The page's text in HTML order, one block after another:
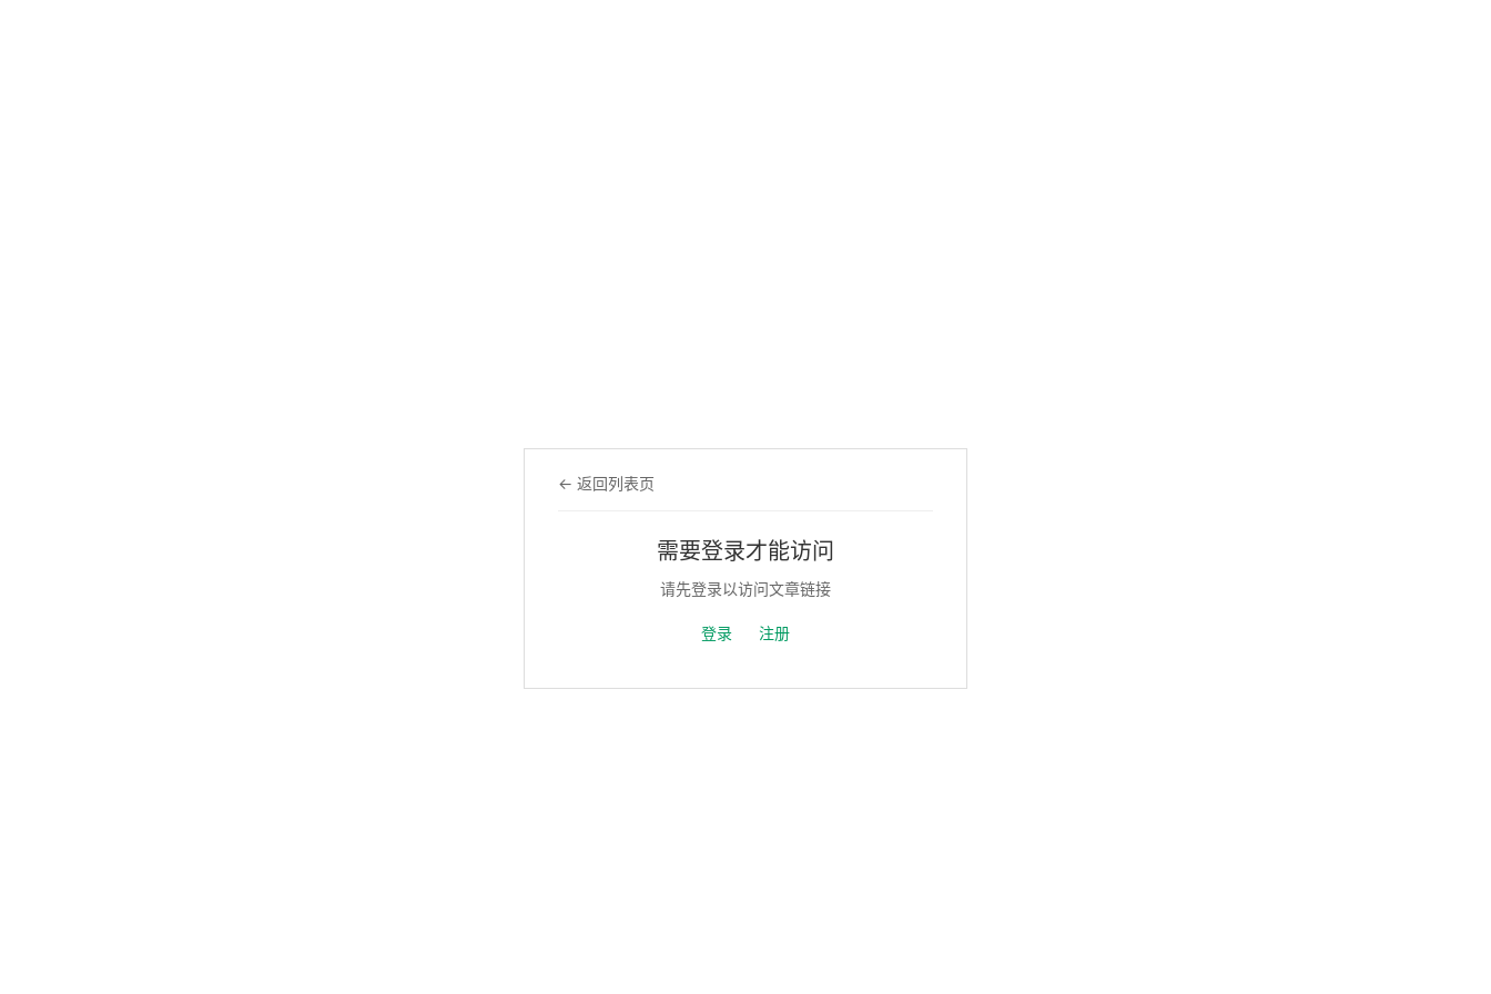
← 返回列表页
需要登录才能访问
请先登录以访问文章链接
登录 注册